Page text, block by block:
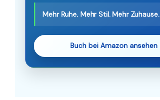
Mehr Ruhe. Mehr Stil. Mehr Zuhause.
Buch bei Amazon ansehen